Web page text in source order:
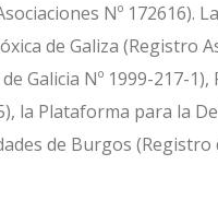
Nº 172616).
de Galiza (Registro
Galicia Nº 1999-217-
la Plataforma para la
de Burgos (Registro